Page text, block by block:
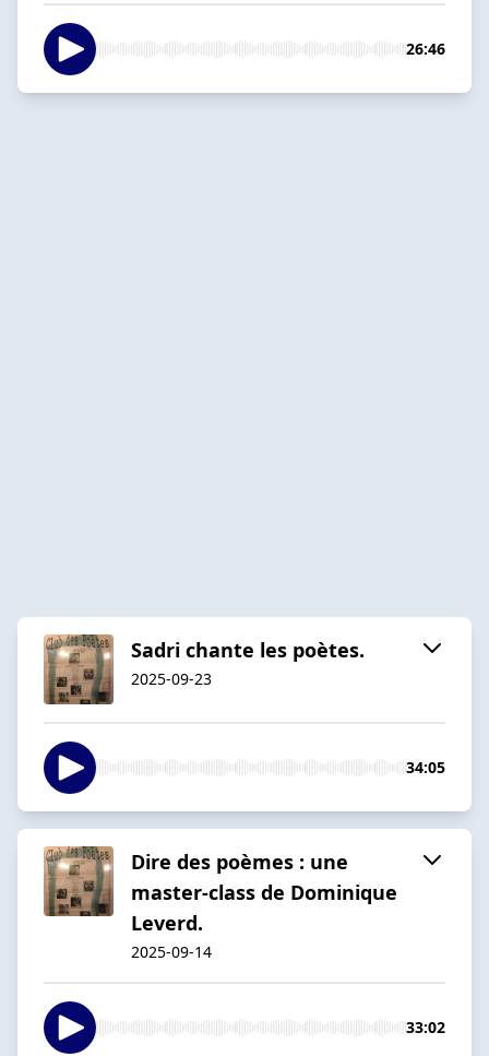
26:46
Sadri chante les poètes.
2025-09-23
34:05
Dire des poèmes : une
master-class de Dominique
Leverd.
2025-09-14
33:02